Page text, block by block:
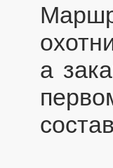
а